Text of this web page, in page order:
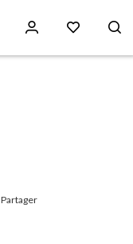
Partager